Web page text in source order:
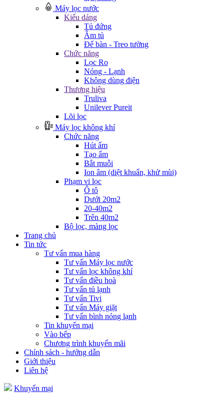
Máy lọc nước
Kiểu dáng
Tủ đứng
Âm tủ
Để bàn - Treo tường
Chức năng
Lọc Ro
Nóng - Lạnh
Không dùng điện
Thương hiệu
Truliva
Unilever Pureit
Lõi lọc
Máy lọc không khí
Chức năng
Hút ẩm
Tạo ẩm
Bắt muỗi
Ion âm (diệt khuẩn, khử mùi)
Phạm vi lọc
Ô tô
Dưới 20m2
20-40m2
Trên 40m2
Bộ lọc, màng lọc
Trang chủ
Tin tức
Tư vấn mua hàng
Tư vấn Máy lọc nước
Tư vấn lọc không khí
Tư vấn điều hoà
Tư vấn tủ lạnh
Tư vấn Tivi
Tư vấn Máy giặt
Tư vấn bình nóng lạnh
Tin khuyến mại
Vào bếp
Chương trình khuyến mãi
Chính sách - hướng dẫn
Giới thiệu
Liên hệ
Khuyến mại